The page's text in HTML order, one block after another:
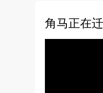
角马正在